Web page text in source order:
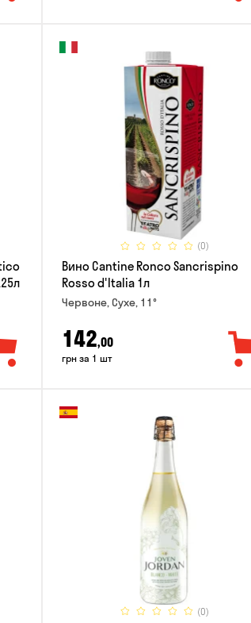
(0)
Вино Cantine Ronco Sancrispino
Rosso d'Italia 1л
Червоне, Сухе, 11°
142,00
грн за 1 шт
(0)